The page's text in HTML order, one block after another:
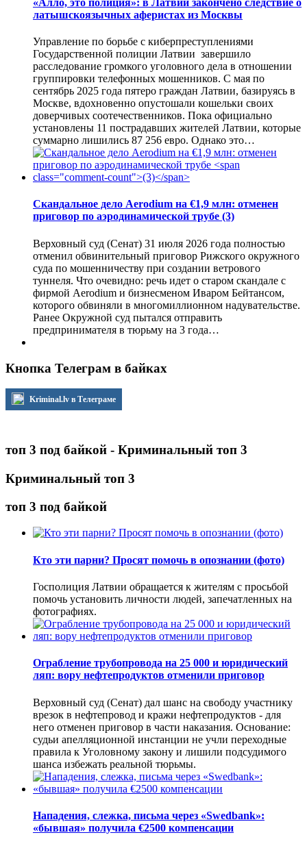
латышскоязычных аферистах из Москвы
Управление по борьбе с киберпреступлениями
Государственной полиции Латвии завершило
расследование громкого уголовного дела в отношении
группировки телефонных мошенников. С мая по
сентябрь 2025 года пятеро граждан Латвии, базируясь в
Москве, вдохновенно опустошали кошельки своих
доверчивых соотечественников. Пока официально
установлены 11 пострадавших жителей Латвии, которые
суммарно лишились 87 256 евро. Однако это…
Скандальное дело Aerodium на €1,9 млн: отменен
приговор по аэродинамической трубе (3)
Верховный суд (Сенат) 31 июля 2026 года полностью
отменил обвинительный приговор Рижского окружного
суда по мошенничеству при создании ветрового
туннеля. Что очевидно: речь идет о старом скандале с
фирмой Aerodium и бизнесменом Иваром Бейтансом,
которого обвиняли в многомиллионном надувательстве.
Ранее Окружной суд пытался отправить
предпринимателя в тюрьму на 3 года…
Кнопка Телеграм в байках
Kriminal.lv в Телеграме
топ 3 под байкой - Криминальный топ 3
Криминальный топ 3
топ 3 под байкой
Кто эти парни? Просят помочь в опознании (фото)
Госполиция Латвии обращается к жителям с просьбой
помочь установить личности людей, запечатленных на
фотографиях.
Ограбление трубопровода на 25 000 и юридический
ляп: вору нефтепродуктов отменили приговор
Верховный суд (Сенат) дал шанс на свободу участнику
врезок в нефтепровод и кражи нефтепродуктов - для
него отменен приговор в части наказания. Основание:
судьи апелляционной инстанции не учли переходные
правила к Уголовному закону и лишили подсудимого
шанса избежать реальной тюрьмы.
Нападения, слежка, письма через «Swedbank»:
«бывшая» получила €2500 компенсации